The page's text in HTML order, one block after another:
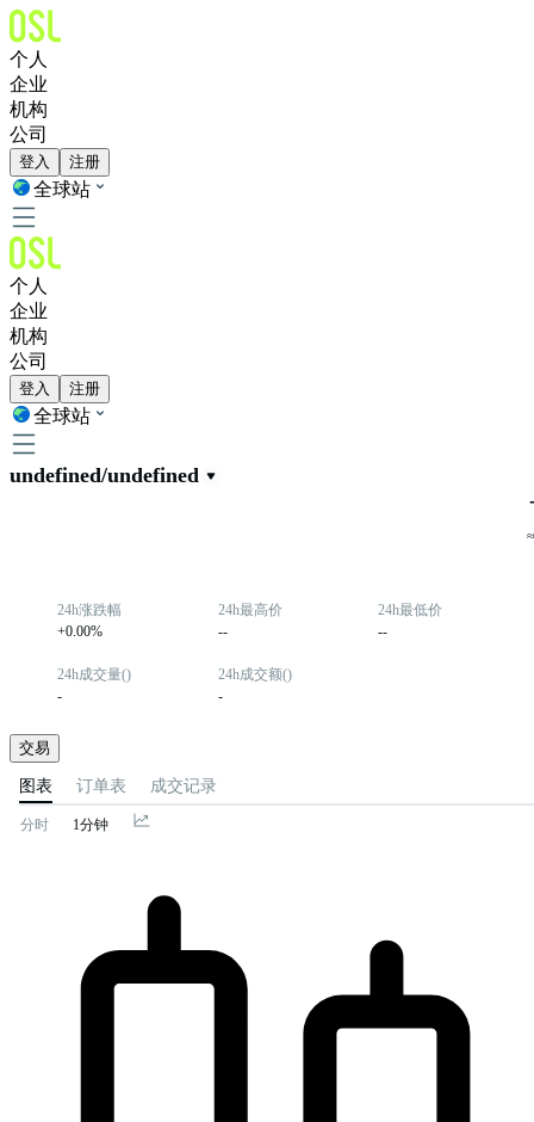
个人
企业
机构
公司
登入 注册
全球站
个人
企业
机构
公司
登入 注册
全球站
undefined/undefined
24h涨跌幅
+0.00%
24h最高价
--
24h最低价
--
24h成交量()
-
24h成交额()
-
交易
图表 订单表 成交记录
分时 1分钟